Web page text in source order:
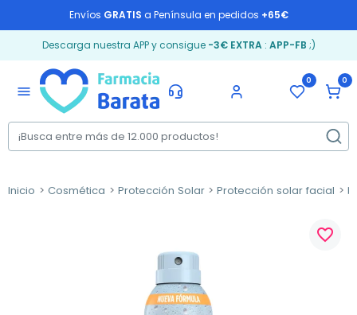
Envíos GRATIS a Península en pedidos +65€
Descarga nuestra APP y consigue -3€ EXTRA: APP-FB ;)
menu
0 0
Inicio Cosmética Protección Solar Protección solar facial
favorite_border